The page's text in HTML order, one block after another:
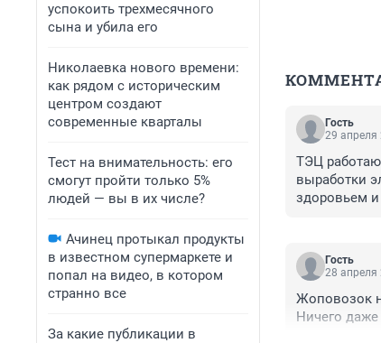
успокоить трехмесячного
сына и убила его
Николаевка нового времени:
как рядом с историческим
центром создают
современные кварталы
Тест на внимательность: его
смогут пройти только 5%
людей — вы в их числе?
Ачинец протыкал продукты
в известном супермаркете и
попал на видео, в котором
странно все
За какие публикации в
Гость
29 апреля
ТЭЦ
выработки
здоровьем
зарабатывает
Гость
28 апреля
Жоповозок
Ничего